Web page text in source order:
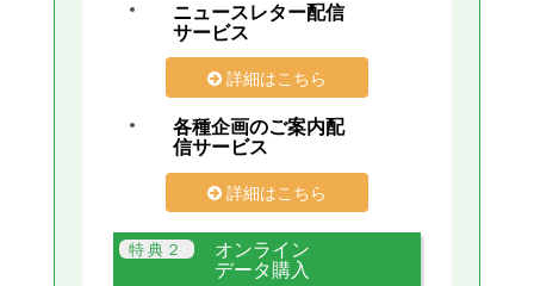
ニュースレター配信
サービス
詳細はこちら
各種企画のご案内配
信サービス
詳細はこちら
オンライン
データ購入